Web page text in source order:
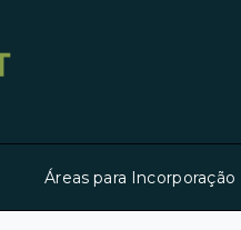
Áreas para Incorporação